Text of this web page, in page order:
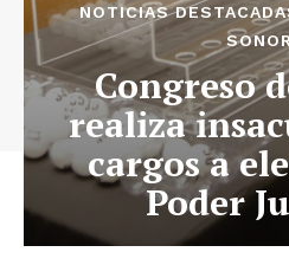
NOTICIAS
Congreso
realiza
cargos a
Poder